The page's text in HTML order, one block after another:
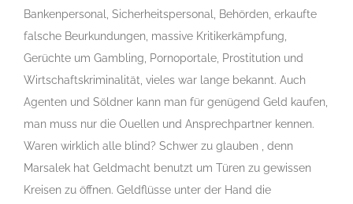
Bankenpersonal, Sicherheitspersonal, Behörden, erkaufte
falsche Beurkundungen, massive Kritikerkämpfung,
Gerüchte um Gambling, Pornoportale, Prostitution und
Wirtschaftskriminalität, vieles war lange bekannt. Auch
Agenten und Söldner kann man für genügend Geld kaufen,
man muss nur die Ouellen und Ansprechpartner kennen.
Waren wirklich alle blind? Schwer zu glauben , denn
Marsalek hat Geldmacht benutzt um Türen zu gewissen
Kreisen zu öffnen. Geldflüsse unter der Hand die